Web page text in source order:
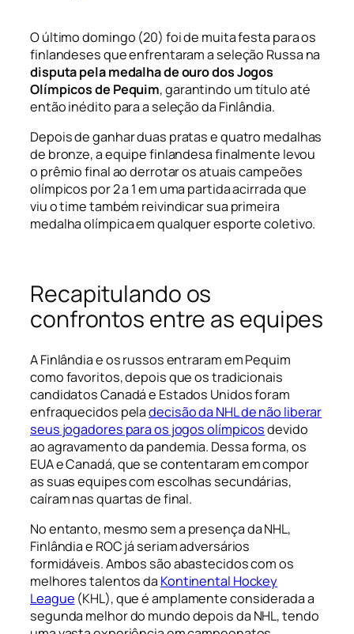
O último domingo (20) foi de muita festa para os
finlandeses que enfrentaram a seleção Russa na
disputa pela medalha de ouro dos Jogos
Olímpicos de Pequim, garantindo um título até
então inédito para a seleção da Finlândia.
Depois de ganhar duas pratas e quatro medalhas
de bronze, a equipe finlandesa finalmente levou
o prêmio final ao derrotar os atuais campeões
olímpicos por 2 a 1 em uma partida acirrada que
viu o time também reivindicar sua primeira
medalha olímpica em qualquer esporte coletivo.
Recapitulando os
confrontos entre as equipes
A Finlândia e os russos entraram em Pequim
como favoritos, depois que os tradicionais
candidatos Canadá e Estados Unidos foram
enfraquecidos peladecisão da NHL de não liberar
seus jogadores para os jogos olímpicosdevido
ao agravamento da pandemia. Dessa forma, os
EUA e Canadá, que se contentaram em compor
as suas equipes com escolhas secundárias,
caíram nas quartas de final.
No entanto, mesmo sem a presença da NHL,
Finlândia e ROC já seriam adversários
formidáveis. Ambos são abastecidos com os
melhores talentos da Kontinental Hockey
League (KHL), que é amplamente considerada a
segunda melhor do mundo depois da NHL, tendo